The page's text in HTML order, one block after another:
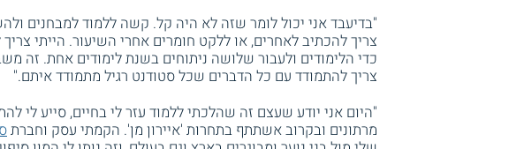
"בדיעבד אני יכול לומר שזה לא היה קל. קשה ללמוד למבחנים
צריך להכתיב לאחרים, או ללקט חומרים אחרי השיעור. הייתי
כדי הלימודים ולעבור שלושה ניתוחים בשנת לימודים אחת. זה
צריך להתמודד עם כל הדברים שכל סטודנט רגיל מתמודד איתם."
"היום אני יודע שעצם זה שהלכתי ללמוד עזר לי בחיים, סייע לי
מרתונים ובקרוב אשתתף בתחרות 'איירון מן'. הקמתי עסק וחברת